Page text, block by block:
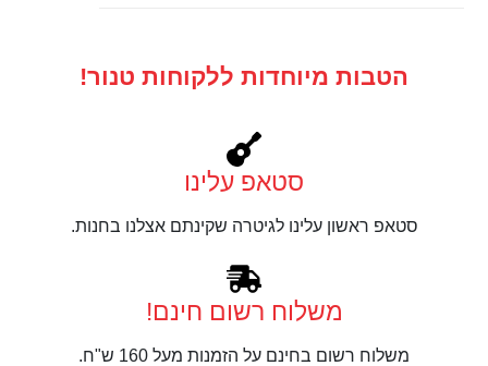
הטבות מיוחדות ללקוחות טנור!
סטאפ עלינו
סטאפ ראשון עלינו לגיטרה שקינתם אצלנו בחנות.
משלוח רשום חינם!
משלוח רשום בחינם על הזמנות מעל 160 ש"ח.